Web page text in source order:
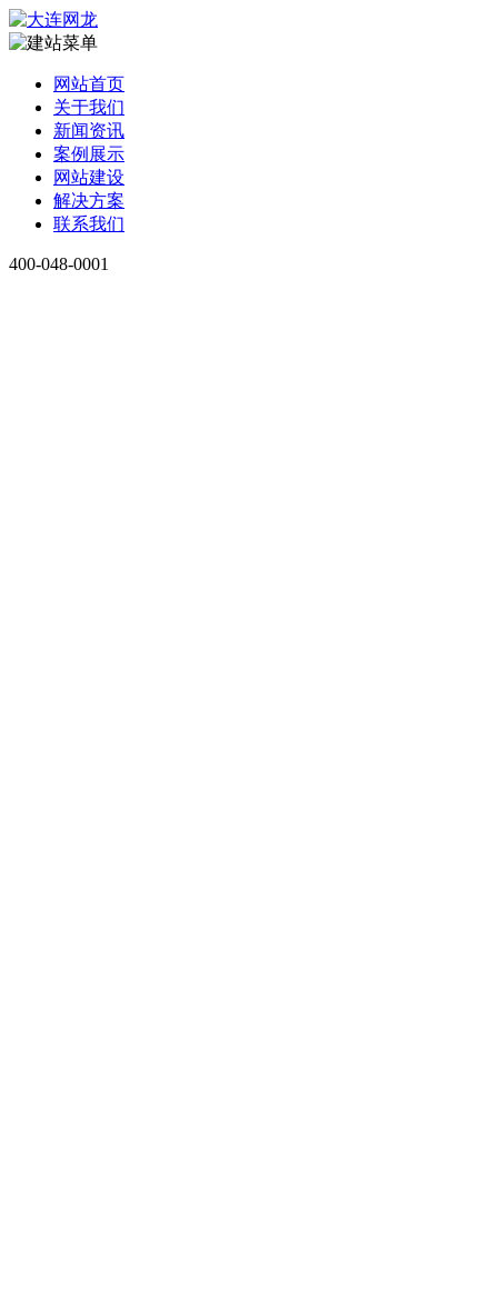
网站首页
关于我们
新闻资讯
案例展示
网站建设
解决方案
联系我们
400-048-0001